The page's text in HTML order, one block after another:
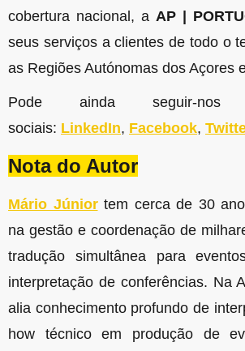
cobertura nacional, a AP |
seus serviços a clientes de todo o
as Regiões Autónomas dos Açores
Pode ainda seguir-
sociais: LinkedIn, Facebook,
Nota do Autor
Mário Júniortem cerca de 30
na gestão e coordenação de
tradução simultânea para
interpretação de conferências. Na
alia conhecimento profundo de
how técnico em produção de